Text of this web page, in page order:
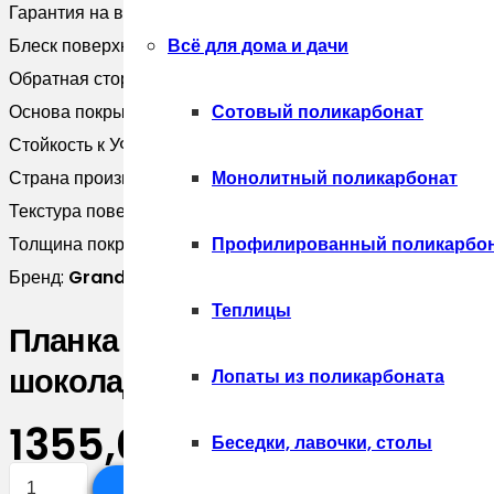
Всё для дома и дачи
Сотовый поликарбонат
Монолитный поликарбонат
Профилированный
Теплицы
Лопаты из поликарбоната
Беседки, лавочки, столы
Гарантия на внешний вид:
Блеск поверхности:Глянцевая
Обратная сторона:
Основа покрытия:
Полиэфир
Стойкость к УФ:
Страна производитель: Россия
Текстура поверхности:
Толщина покрытия, мкм: 25
Бренд: Grand Line
Планка опорная составная
шоколад (3м)
1355,00 ₽
Количество